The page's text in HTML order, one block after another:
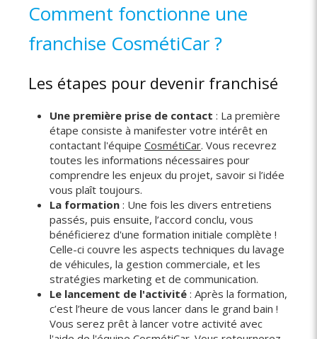
Comment fonctionne une
franchise CosmétiCar ?
Les étapes pour devenir franchisé
Une première prise de contact : La première
étape consiste à manifester votre intérêt en
contactant l'équipe CosmétiCar. Vous recevrez
toutes les informations nécessaires pour
comprendre les enjeux du projet, savoir si l’idée
vous plaît toujours.
La formation : Une fois les divers entretiens
passés, puis ensuite, l’accord conclu, vous
bénéficierez d'une formation initiale complète !
Celle-ci couvre les aspects techniques du lavage
de véhicules, la gestion commerciale, et les
stratégies marketing et de communication.
Le lancement de l'activité : Après la formation,
c’est l’heure de vous lancer dans le grand bain !
Vous serez prêt à lancer votre activité avec